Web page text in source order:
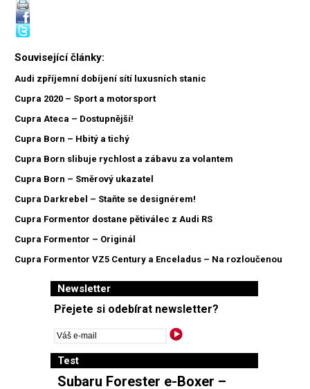
Související články:
Audi zpříjemní dobíjení sítí luxusních stanic
Cupra 2020 – Sport a motorsport
Cupra Ateca – Dostupnější!
Cupra Born – Hbitý a tichý
Cupra Born slibuje rychlost a zábavu za volantem
Cupra Born – Směrový ukazatel
Cupra Darkrebel – Staňte se designérem!
Cupra Formentor dostane pětiválec z Audi RS
Cupra Formentor – Originál
Cupra Formentor VZ5 Century a Enceladus – Na rozloučenou
Newsletter
Přejete si odebírat newsletter?
Test
Subaru Forester e-Boxer –